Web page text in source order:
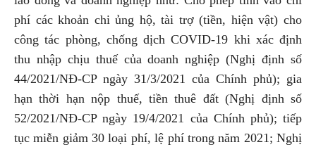
phí các khoản chi ủng hộ, tài trợ (tiền, hiện vật) cho
công tác phòng, chống dịch COVID-19 khi xác định
thu nhập chịu thuế của doanh nghiệp (Nghị định số
44/2021/NĐ-CP ngày 31/3/2021 của Chính phủ); gia
hạn thời hạn nộp thuế, tiền thuê đất (Nghị định số
52/2021/NĐ-CP ngày 19/4/2021 của Chính phủ); tiếp
tục miễn giảm 30 loại phí, lệ phí trong năm 2021; Nghị